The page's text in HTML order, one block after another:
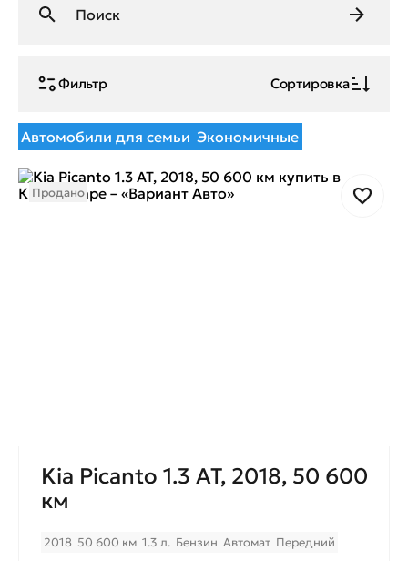
Фильтр Сортировка
Автомобили для семьи Экономичные
Продано
Kia Picanto 1.3 AT, 2018, 50 600
км
2018 50 600 км 1.3 л. Бензин Автомат Передний